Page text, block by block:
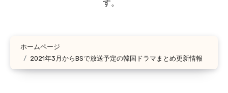
す。
ホームページ
2021年3月からBSで放送予定の韓国ドラマまとめ更新情報